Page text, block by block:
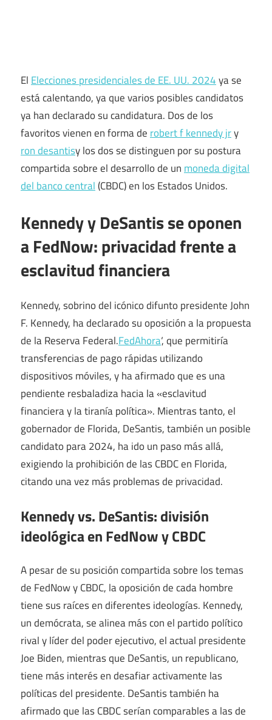
El Elecciones presidenciales de EE. UU. 2024ya se
está calentando, ya que varios posibles candidatos
ya han declarado su candidatura. Dos de los
favoritos vienen en forma de robert f kennedy jry
ron desantisy los dos se distinguen por su postura
compartida sobre el desarrollo de un moneda digital
del banco central(CBDC) en los Estados Unidos.
Kennedy y DeSantis se oponen
a FedNow: privacidad frente a
esclavitud financiera
Kennedy, sobrino del icónico difunto presidente John
F. Kennedy, ha declarado su oposición a la propuesta
de la Reserva Federal.FedAhora‘, que permitiría
transferencias de pago rápidas utilizando
dispositivos móviles, y ha afirmado que es una
pendiente resbaladiza hacia la «esclavitud
financiera y la tiranía política». Mientras tanto, el
gobernador de Florida, DeSantis, también un posible
candidato para 2024, ha ido un paso más allá,
exigiendo la prohibición de las CBDC en Florida,
citando una vez más problemas de privacidad.
Kennedy vs. DeSantis: división
ideológica en FedNow y CBDC
A pesar de su posición compartida sobre los temas
de FedNow y CBDC, la oposición de cada hombre
tiene sus raíces en diferentes ideologías. Kennedy,
un demócrata, se alinea más con el partido político
rival y líder del poder ejecutivo, el actual presidente
Joe Biden, mientras que DeSantis, un republicano,
tiene más interés en desafiar activamente las
políticas del presidente. DeSantis también ha
afirmado que las CBDC serían comparables a las de